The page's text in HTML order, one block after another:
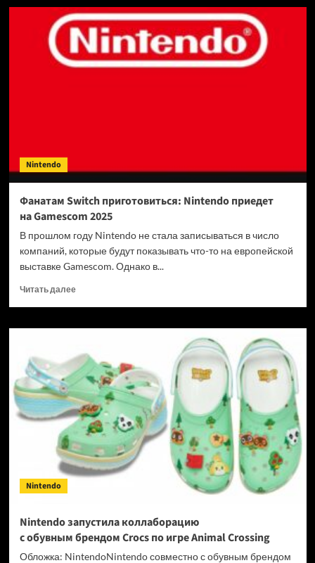
Nintendo
подала
в суд
на компанию
Genki
Nintendo
Фанатам Switch приготовиться: Nintendo приедет
на Gamescom 2025
В прошлом году Nintendo не стала записываться в число
компаний, которые будут показывать что-то на европейской
выставке Gamescom. Однако в...
Читать далееПрочитать
Фанатам
приготовиться:
Nintendo
приедет
на Gamescom
2025
Nintendo
Nintendo запустила коллаборацию
с обувным брендом Crocs по игре Animal Crossing
Обложка: NintendoNintendo совместно с обувным брендом